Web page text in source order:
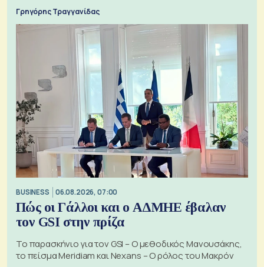
Γρηγόρης Τραγγανίδας
BUSINESS 06.08.2026, 07:00
Πώς οι Γάλλοι και ο ΑΔΜΗΕ έβαλαν
τον GSI στην πρίζα
Το παρασκήνιο για τον GSI – Ο μεθοδικός Μανουσάκης,
το πείσμα Meridiam και Nexans – Ο ρόλος του Μακρόν